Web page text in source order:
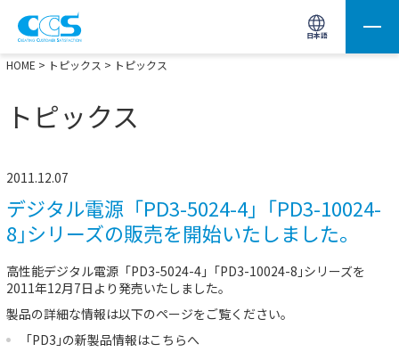
日本語
画像処理用の製品検索 サイト内検索(Enterで実行)
HOME > トピックス > トピックス
トピックス
2011.12.07
デジタル電源「PD3-5024-4｣「PD3-10024-
8｣シリーズの販売を開始いたしました。
高性能デジタル電源「PD3-5024-4｣「PD3-10024-8｣シリーズを
2011年12月7日より発売いたしました。
製品の詳細な情報は以下のページをご覧ください。
「PD3｣の新製品情報はこちらへ